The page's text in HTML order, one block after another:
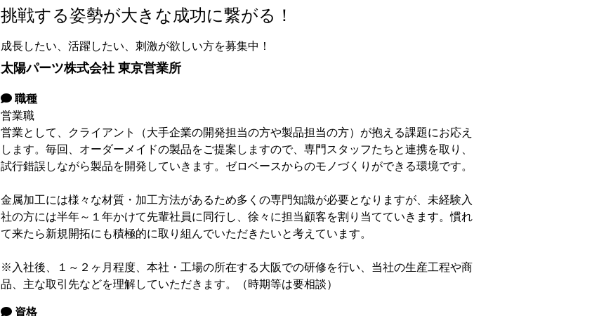
挑戦する姿勢が大きな成功に繋がる！
成長したい、活躍したい、刺激が欲しい方を募集中！
太陽パーツ株式会社 東京営業所
職種
営業職
営業として、クライアント（大手企業の開発担当の方や製品担当の方）が抱える課題にお応え
します。毎回、オーダーメイドの製品をご提案しますので、専門スタッフたちと連携を取り、
試行錯誤しながら製品を開発していきます。ゼロベースからのモノづくりができる環境です。
金属加工には様々な材質・加工方法があるため多くの専門知識が必要となりますが、未経験入
社の方には半年～１年かけて先輩社員に同行し、徐々に担当顧客を割り当てていきます。慣れ
て来たら新規開拓にも積極的に取り組んでいただきたいと考えています。
※入社後、１～２ヶ月程度、本社・工場の所在する大阪での研修を行い、当社の生産工程や商
品、主な取引先などを理解していただきます。（時期等は要相談）
資格